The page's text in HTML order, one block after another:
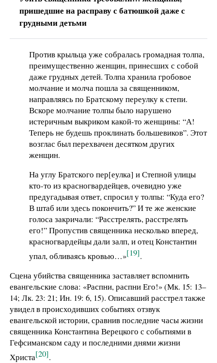
пришедшие на расправу с батюшкой даже с
грудными детьми
Против крыльца уже собралась громадная толпа,
преимущественно женщин, принесших с собой
даже грудных детей. Толпа хранила гробовое
молчание и молча пошла за священником,
направляясь по Братскому переулку к степи.
Вскоре молчание толпы было нарушено
истеричным выкриком какой-то женщины: “А!
Теперь не будешь проклинать большевиков”. Этот
возглас был перехвачен десятком других
женщин.
На углу Братского пер[еулка] и Степной улицы
кто-то из красногвардейцев, очевидно уже
предугадывая ответ, спросил у толпы: “Куда его?
В штаб или здесь покончить?” И те же женские
голоса закричали: “Расстрелять, расстрелять
его!” Пропустив священника несколько вперед,
красногвардейцы дали залп, и отец Константин
упал, обливаясь кровью…»[19].
Сцена убийства священника заставляет вспомнить
евангельские слова: «Распни, распни Его!» (Мк. 15: 13–
14; Лк. 23: 21; Ин. 19: 6, 15). Описавший расстрел также
увидел в происходивших событиях отзвук
евангельской истории, сравнив последние часы жизни
священника Константина Верецкого с событиями в
Гефсиманском саду и последними днями жизни
Христа[20].